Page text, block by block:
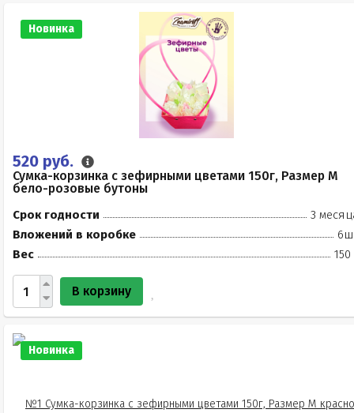
Новинка
520 руб.
Сумка-корзинка с зефирными цветами 150г, Размер М
бело-розовые бутоны
Срок годности
3
Вложений в коробке
Вес
150
В корзину
Новинка